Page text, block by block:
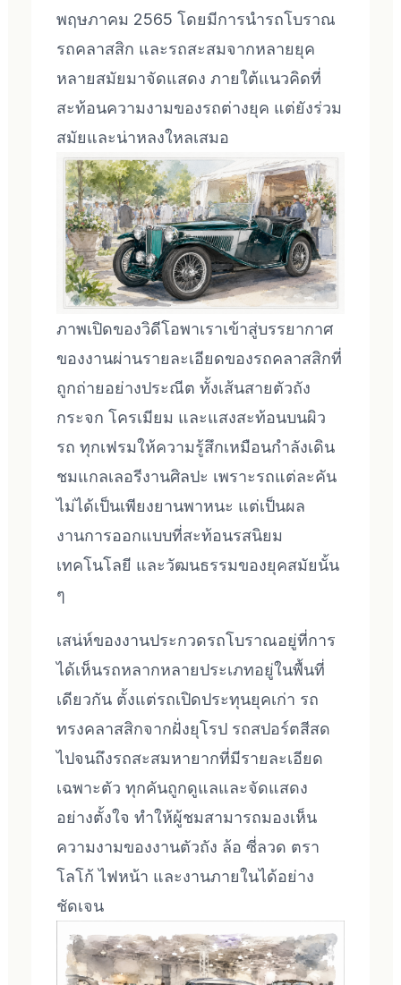
พฤษภาคม 2565 โดยมีการนำรถโบราณ
รถคลาสสิก และรถสะสมจากหลายยุค
หลายสมัยมาจัดแสดง ภายใต้แนวคิดที่
สะท้อนความงามของรถต่างยุค แต่ยังร่วม
สมัยและน่าหลงใหลเสมอ
ภาพเปิดของวิดีโอพาเราเข้าสู่บรรยากาศ
ของงานผ่านรายละเอียดของรถคลาสสิกที่
ถูกถ่ายอย่างประณีต ทั้งเส้นสายตัวถัง
กระจก โครเมียม และแสงสะท้อนบนผิว
รถ ทุกเฟรมให้ความรู้สึกเหมือนกำลังเดิน
ชมแกลเลอรีงานศิลปะ เพราะรถแต่ละคัน
ไม่ได้เป็นเพียงยานพาหนะ แต่เป็นผล
งานการออกแบบที่สะท้อนรสนิยม
เทคโนโลยี และวัฒนธรรมของยุคสมัยนั้น
ๆ
เสน่ห์ของงานประกวดรถโบราณอยู่ที่การ
ได้เห็นรถหลากหลายประเภทอยู่ในพื้นที่
เดียวกัน ตั้งแต่รถเปิดประทุนยุคเก่า รถ
ทรงคลาสสิกจากฝั่งยุโรป รถสปอร์ตสีสด
ไปจนถึงรถสะสมหายากที่มีรายละเอียด
เฉพาะตัว ทุกคันถูกดูแลและจัดแสดง
อย่างตั้งใจ ทำให้ผู้ชมสามารถมองเห็น
ความงามของงานตัวถัง ล้อ ซี่ลวด ตรา
โลโก้ ไฟหน้า และงานภายในได้อย่าง
ชัดเจน